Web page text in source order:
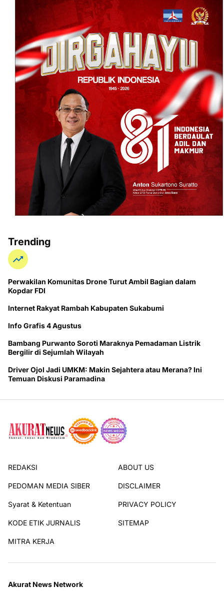
Trending
Perwakilan Komunitas Drone Turut Ambil Bagian dalam
Kopdar FDI
Internet Rakyat Rambah Kabupaten Sukabumi
Info Grafis 4 Agustus
Bambang Purwanto Soroti Maraknya Pemadaman Listrik
Bergilir di Sejumlah Wilayah
Driver Ojol Jadi UMKM: Makin Sejahtera atau Merana? Ini
Temuan Diskusi Paramadina
REDAKSI ABOUT US
PEDOMAN MEDIA SIBER DISCLAIMER
Syarat & Ketentuan PRIVACY POLICY
KODE ETIK JURNALIS SITEMAP
MITRA KERJA
Akurat News Network